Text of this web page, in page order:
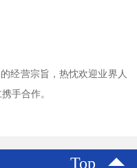
经营宗旨，热忱欢迎业界人
手合作。
Top